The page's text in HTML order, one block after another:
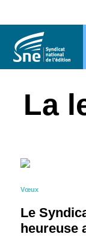
La
Vœux
Le
heureuse